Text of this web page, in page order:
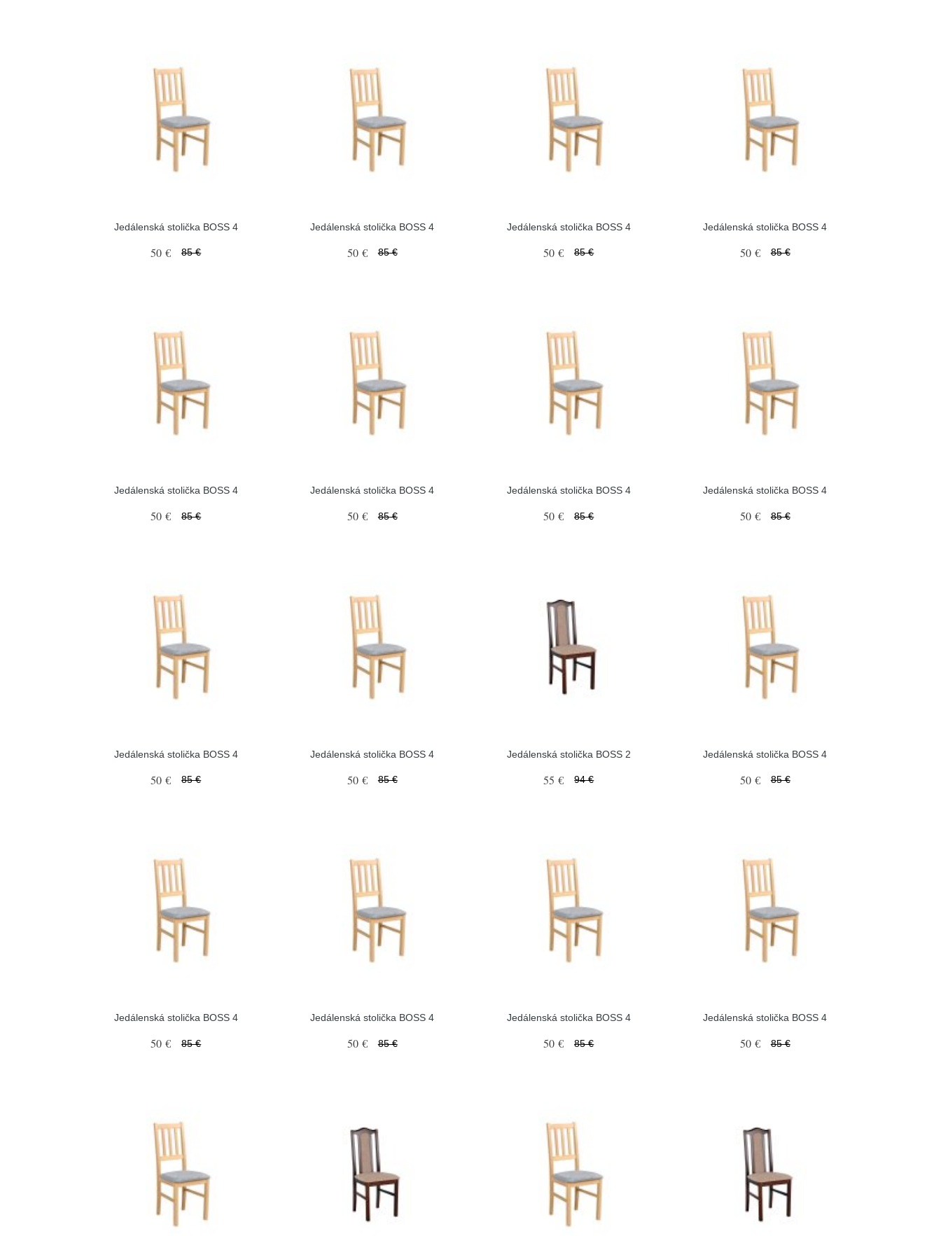
Jedálenská stolička BOSS 4
50 € 85 €
Jedálenská stolička BOSS 4
50 € 85 €
Jedálenská stolička BOSS 4
50 € 85 €
Jedálenská stolička BOSS 4
50 € 85 €
Jedálenská stolička BOSS 4
50 € 85 €
Jedálenská stolička BOSS 4
50 € 85 €
Jedálenská stolička BOSS 4
50 € 85 €
Jedálenská stolička BOSS 4
50 € 85 €
Jedálenská stolička BOSS 4
50 € 85 €
Jedálenská stolička BOSS 4
50 € 85 €
Jedálenská stolička BOSS 2
55 € 94 €
Jedálenská stolička BOSS 4
50 € 85 €
Jedálenská stolička BOSS 4
50 € 85 €
Jedálenská stolička BOSS 4
50 € 85 €
Jedálenská stolička BOSS 4
50 € 85 €
Jedálenská stolička BOSS 4
50 € 85 €